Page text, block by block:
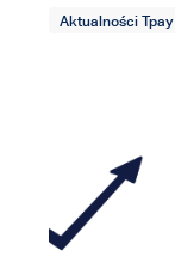
Aktualności Tpay